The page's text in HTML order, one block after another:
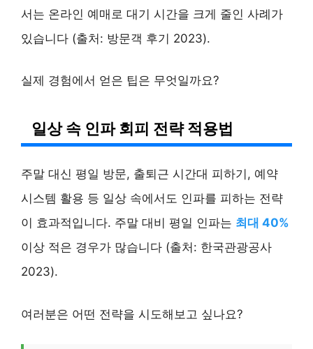
서는 온라인 예매로 대기 시간을 크게 줄인 사례가
있습니다 (출처: 방문객 후기 2023).
실제 경험에서 얻은 팁은 무엇일까요?
일상 속 인파 회피 전략 적용법
주말 대신 평일 방문, 출퇴근 시간대 피하기, 예약
시스템 활용 등 일상 속에서도 인파를 피하는 전략
이 효과적입니다. 주말 대비 평일 인파는 최대 40%
이상 적은 경우가 많습니다 (출처: 한국관광공사
2023).
여러분은 어떤 전략을 시도해보고 싶나요?